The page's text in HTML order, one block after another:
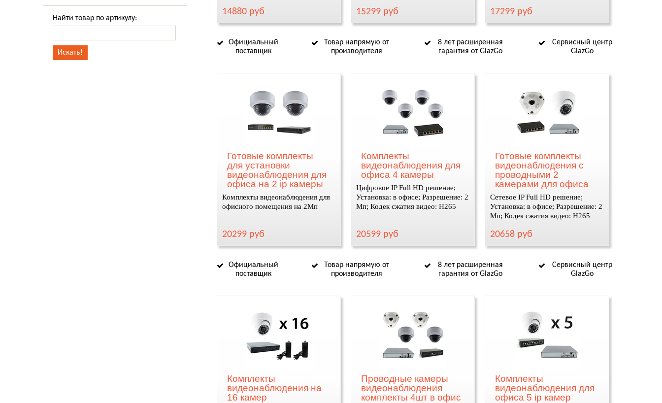
14880 руб 15299 руб 17299 руб
Официальный
поставщик
Товар напрямую от
производителя
8 лет расширенная
гарантия от GlazGo
Сервисный центр
GlazGo
Готовые комплекты
для установки
видеонаблюдения для
офиса на 2 ip камеры
Комплекты видеонаблюдения для
офисного помещения на 2Мп
20299 руб
Комплекты
видеонаблюдения для
офиса 4 камеры
Цифровое IP Full HD решение;
Установка: в офисе; Разрешение: 2
Мп; Кодек сжатия видео: H265
20599 руб
Готовые комплекты
видеонаблюдения с
проводными 2
камерами для офиса
Сетевое IP Full HD решение;
Установка: в офисе; Разрешение: 2
Мп; Кодек сжатия видео: H265
20658 руб
Официальный
поставщик
Товар напрямую от
производителя
8 лет расширенная
гарантия от GlazGo
Сервисный центр
GlazGo
Комплекты
видеонаблюдения на
16 камер
Проводные камеры
видеонаблюдения
комплекты 4шт в офис
Комплекты
видеонаблюдения для
офиса 5 ip камер
Найти товар по артикулу: